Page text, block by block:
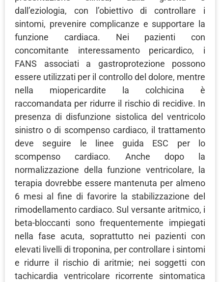
dall’eziologia, con l’obiettivo di controllare i
sintomi, prevenire complicanze e supportare la
funzione cardiaca. Nei pazienti con
concomitante interessamento pericardico, i
FANS associati a gastroprotezione possono
essere utilizzati per il controllo del dolore, mentre
nella miopericardite la colchicina è
raccomandata per ridurre il rischio di recidive. In
presenza di disfunzione sistolica del ventricolo
sinistro o di scompenso cardiaco, il trattamento
deve seguire le linee guida ESC per lo
scompenso cardiaco. Anche dopo la
normalizzazione della funzione ventricolare, la
terapia dovrebbe essere mantenuta per almeno
6 mesi al fine di favorire la stabilizzazione del
rimodellamento cardiaco. Sul versante aritmico, i
beta-bloccanti sono frequentemente impiegati
nella fase acuta, soprattutto nei pazienti con
elevati livelli di troponina, per controllare i sintomi
e ridurre il rischio di aritmie; nei soggetti con
tachicardia ventricolare ricorrente sintomatica